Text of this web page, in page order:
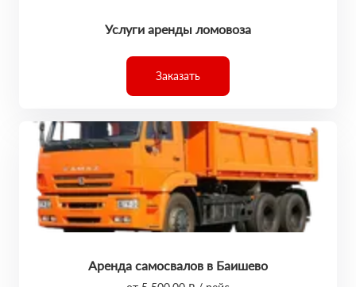
Услуги аренды ломовоза
Заказать
Аренда самосвалов в Баишево